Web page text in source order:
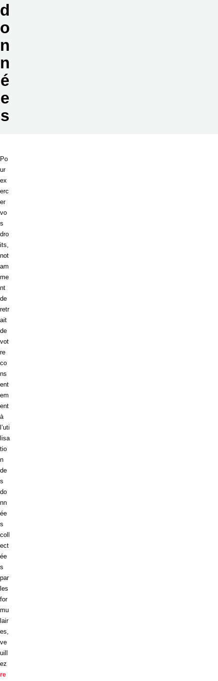
d
o
n
n
é
e
s
Po
ur
ex
erc
er
vo
s
dro
its,
not
am
me
nt
de
retr
ait
de
vot
re
co
ns
ent
em
ent
à
l’uti
lisa
tio
n
de
s
do
nn
ée
s
coll
ect
ée
s
par
les
for
mu
lair
es,
ve
uill
ez
re